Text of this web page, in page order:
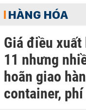
HÀNG HÓA
Giá điều
11 nhưng
hoãn giao
container,